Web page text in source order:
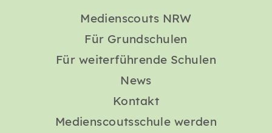
Medienscouts NRW
Für Grundschulen
Für weiterführende Schulen
News
Kontakt
Medienscoutsschule werden